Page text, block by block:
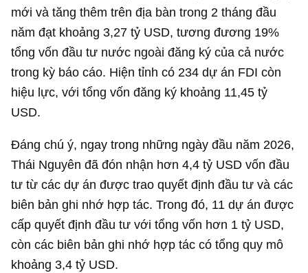
mới và tăng thêm trên địa bàn trong 2 tháng đầu
năm đạt khoảng 3,27 tỷ USD, tương đương 19%
tổng vốn đầu tư nước ngoài đăng ký của cả nước
trong kỳ báo cáo. Hiện tỉnh có 234 dự án FDI còn
hiệu lực, với tổng vốn đăng ký khoảng 11,45 tỷ
USD.
Đáng chú ý, ngay trong những ngày đầu năm 2026,
Thái Nguyên đã đón nhận hơn4,4 tỷ USD vốn đầu
tư từ các dự án được trao quyết định đầu tư và các
biên bản ghi nhớ hợp tác. Trong đó, 11 dự án được
cấp quyết định đầu tư với tổng vốn hơn 1 tỷ USD,
còn các biên bản ghi nhớ hợp tác có tổng quy mô
khoảng 3,4 tỷ USD.